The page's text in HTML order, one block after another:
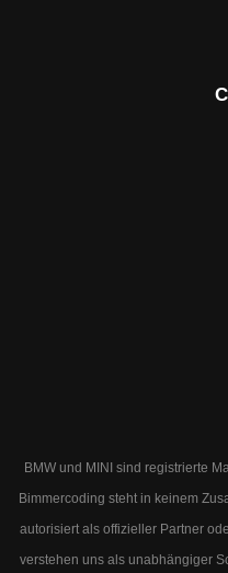
BMW und MINI sind registrierte
Bimmercoding steht in keinem
autorisiert als offizieller Partner
verstehen uns als unabhängiger